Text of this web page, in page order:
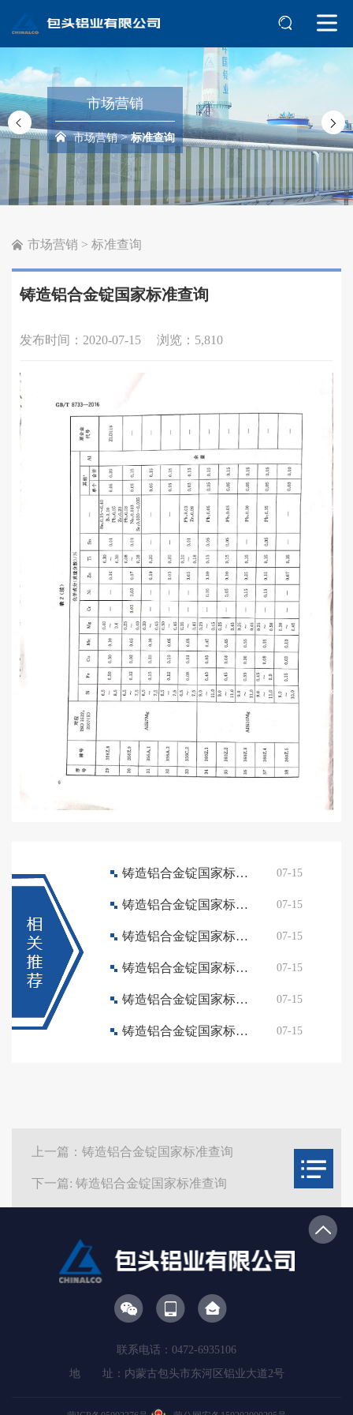
市场营销
市场营销>标准查询
市场营销 > 标准查询
铸造铝合金锭国家标准查询
发布时间：2020-07-15 浏览：5,810
铸造铝合金锭国家标准查询 07-15
铸造铝合金锭国家标准查询 07-15
铸造铝合金锭国家标准查询 07-15
铸造铝合金锭国家标准查询 07-15
铸造铝合金锭国家标准查询 07-15
铸造铝合金锭国家标准查询 07-15
上一篇：铸造铝合金锭国家标准查询
下一篇: 铸造铝合金锭国家标准查询
联系电话：0472-6935106
地 址：内蒙古包头市东河区铝业大道2号